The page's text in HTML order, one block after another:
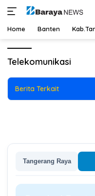
konten
Home Banten
Telekomunikasi
Apa Itu
dan
Konektivitas
Berita Terkait
Tangerang Raya